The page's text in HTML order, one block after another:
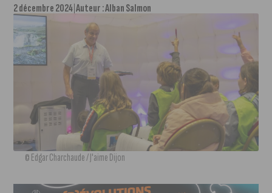
2 décembre 2024 Auteur :Alban Salmon
© Edgar Charchaude / J'aime Dijon